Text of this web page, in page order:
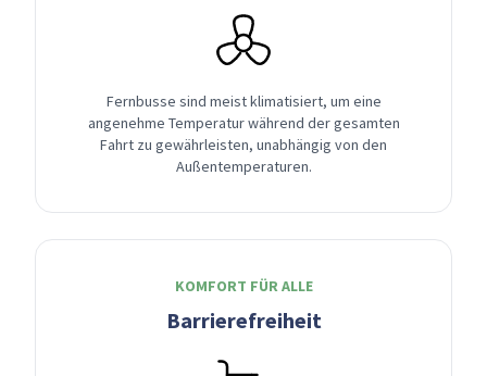
Fernbusse sind meist klimatisiert, um eine
angenehme Temperatur während der gesamten
Fahrt zu gewährleisten, unabhängig von den
Außentemperaturen.
KOMFORT FÜR ALLE
Barrierefreiheit